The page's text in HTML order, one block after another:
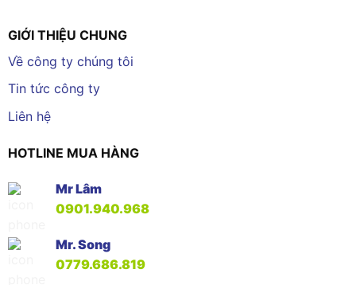
GIỚI THIỆU CHUNG
Về công ty chúng tôi
Tin tức công ty
Liên hệ
HOTLINE MUA HÀNG
Mr Lâm
0901.940.968
Mr. Song
0779.686.819